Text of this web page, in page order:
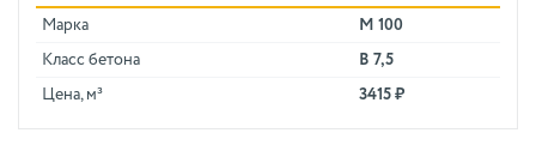
Марка М 100
Класс бетона В 7,5
Цена, м³ 3415 ₽